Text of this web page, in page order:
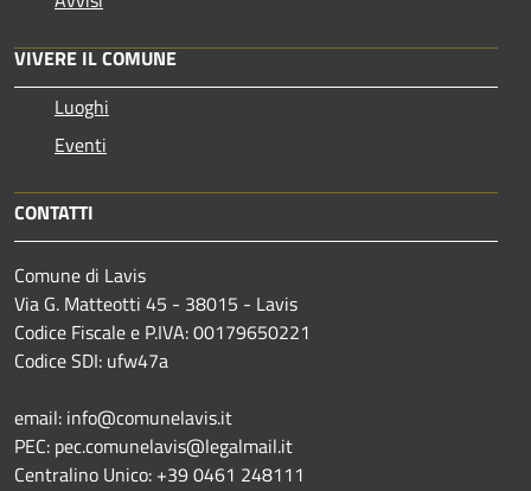
VIVERE IL COMUNE
Luoghi
Eventi
CONTATTI
Comune di Lavis
Via G. Matteotti 45 - 38015 - Lavis
Codice Fiscale e P.IVA: 00179650221
Codice SDI: ufw47a
email: info@comunelavis.it
PEC: pec.comunelavis@legalmail.it
Centralino Unico: +39 0461 248111